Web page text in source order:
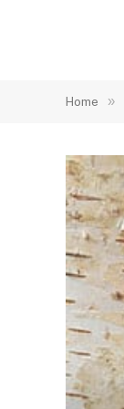
Home »